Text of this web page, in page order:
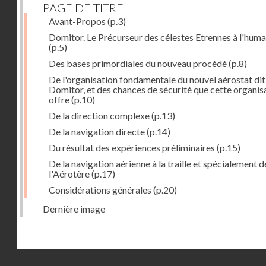
PAGE DE TITRE
Avant-Propos (p.3)
Domitor. Le Précurseur des célestes Etrennes à
(p.5)
Des bases primordiales du nouveau procédé(p.8)
De l'organisation fondamentale du nouvel aérostat dit
Domitor, et des chances de sécurité que cette
offre(p.10)
De la direction complexe(p.13)
De la navigation directe(p.14)
Du résultat des expériences préliminaires (p.15)
De la navigation aérienne à la traille et spécialement
l'Aérotère(p.17)
Considérations générales (p.20)
Dernière image